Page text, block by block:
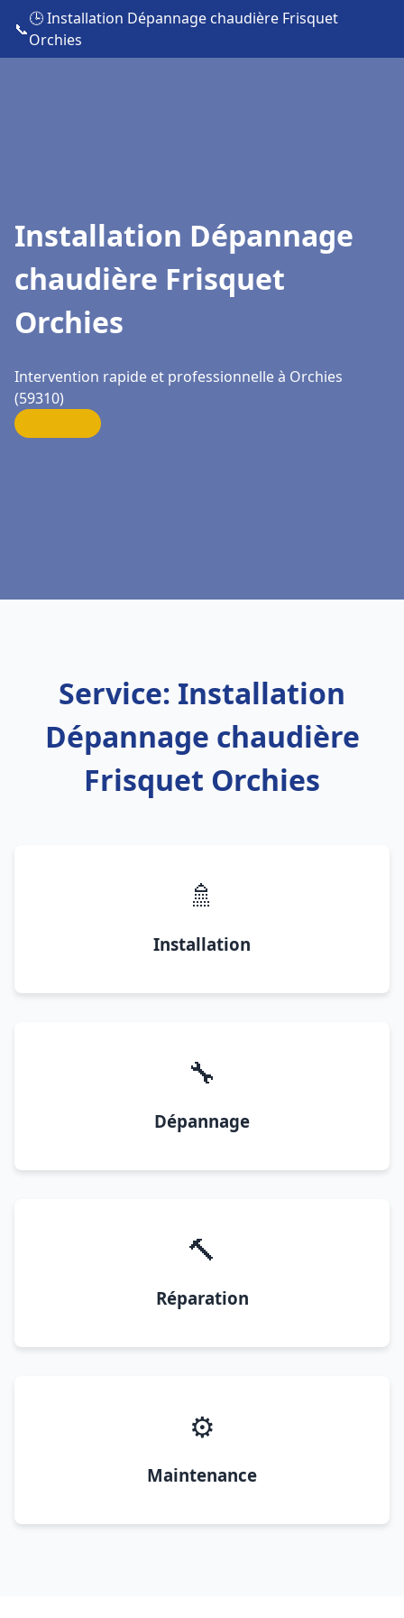
📞
🕒 Installation Dépannage chaudière Frisquet
Orchies
Installation Dépannage
chaudière Frisquet
Orchies
Intervention rapide et professionnelle à Orchies
(59310)
Service: Installation
Dépannage chaudière
Frisquet Orchies
🚿
Installation
🔧
Dépannage
🔨
Réparation
⚙️
Maintenance